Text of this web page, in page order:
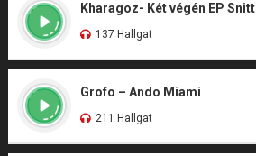
Kharagoz- Két végén EP Snitt
137 Hallgat
Grofo – Ando Miami
211 Hallgat